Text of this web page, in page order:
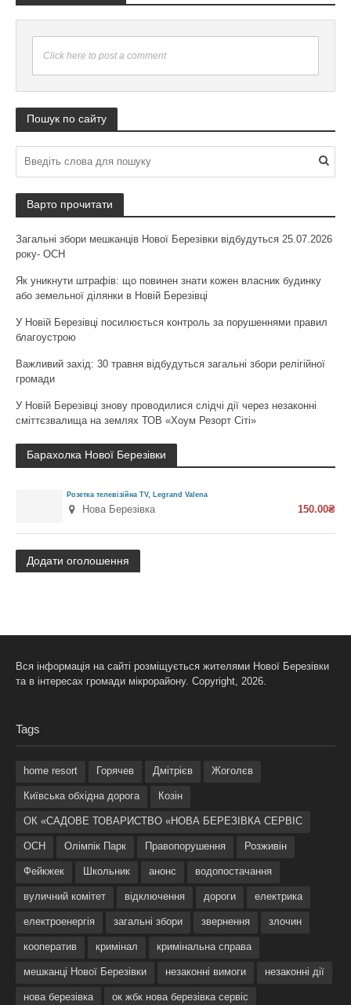
Click here to post a comment
Пошук по сайту
Варто прочитати
Загальні збори мешканців Нової Березівки відбудуться 25.07.2026
року- ОСН
Як уникнути штрафів: що повинен знати кожен власник будинку
або земельної ділянки в Новій Березівці
У Новій Березівці посилюється контроль за порушеннями правил
благоустрою
Важливий захід: 30 травня відбудуться загальні збори релігійної
громади
У Новій Березівці знову проводилися слідчі дії через незаконні
сміттєзвалища на землях ТОВ «Хоум Резорт Сіті»
Барахолка Нової Березівки
Розетка телевізійна TV, Legrand Valena
Нова Березівка 150.00₴
Додати оголошення
Вся інформація на сайті розміщується жителями Нової Березівки
та в інтересах громади мікрорайону. Copyright, 2026.
Tags
home resort Горячев Дмітрієв Жоголєв
Київська обхідна дорога Козін
ОК «САДОВЕ ТОВАРИСТВО «НОВА БЕРЕЗІВКА СЕРВІС
ОСН Олімпік Парк Правопорушення Розживін
Фейкжек Школьник анонс водопостачання
вуличний комітет відключення дороги електрика
електроенергія загальні збори звернення злочин
кооператив кримінал кримінальна справа
мешканці Нової Березівки незаконні вимоги незаконні дії
нова березівка ок жбк нова березівка сервіс